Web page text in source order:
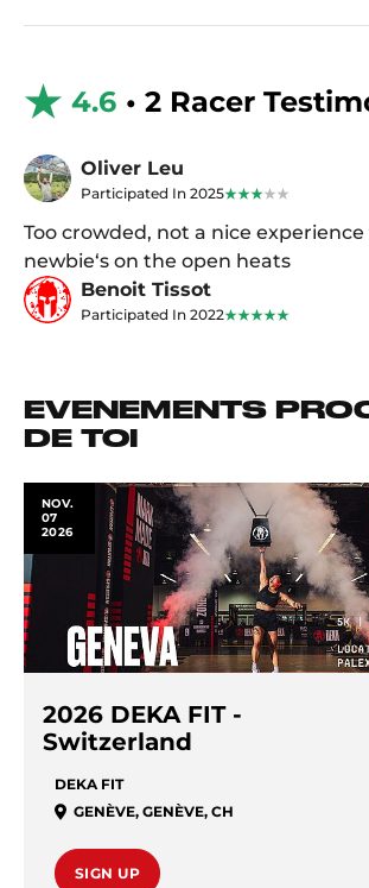
4.6 • 2 Racer
Oliver Leu
Participated In 2025
Too crowded, not a nice
newbie‘s on the open heats
Benoit Tissot
Participated In 2022
EVENEMENTS
DE TOI
NOV.
07
2026
2026 DEKA FIT -
Switzerland
DEKA FIT
GENÈVE, GENÈVE, CH
SIGN UP